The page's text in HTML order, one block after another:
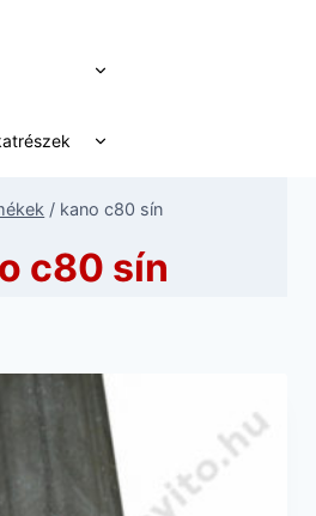
child
child
/ kano c80 sín
c80 sín